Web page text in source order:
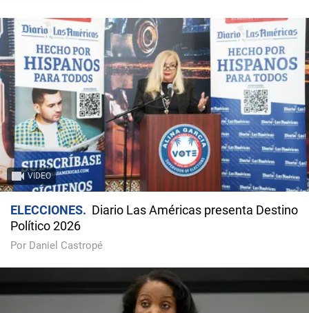
VIDEO
ELECCIONES
Diario Las Américas presenta Destino
Político 2026
Por Daniel Castropé